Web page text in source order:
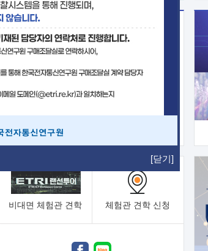
[닫기]
기술사업화플랫폼/기술이전
기술예고 중소기업 지원
보유특허 이전가능 기술
융합기술연구생산센터 반도체실험실
비대면 체험관 견학 체험관 견학 신청